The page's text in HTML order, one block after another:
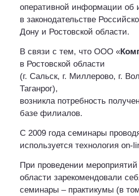
оперативной информации об
в законодательстве
Дону и Ростовской области.
В связи с тем, что ООО «
в Ростовской области
(г. Сальск, г. Миллерово, г.
Таганрог),
возникла потребность
базе филиалов.
С 2009 года семинары
используется технология on-
При проведении мероприятий
области зарекомендовали
семинары – практикумы (в